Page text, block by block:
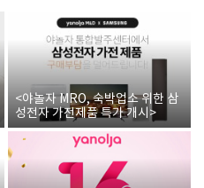
<야놀자 MRO, 숙박업소 위한 삼
성전자 가전제품 특가 개시>